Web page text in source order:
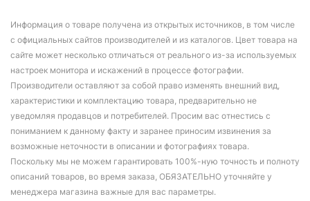
Информация о товаре получена из открытых источников, в том числе
с официальных сайтов производителей и из каталогов. Цвет товара на
сайте может несколько отличаться от реального из-за используемых
настроек монитора и искажений в процессе фотографии.
Производители оставляют за собой право изменять внешний вид,
характеристики и комплектацию товара, предварительно не
уведомляя продавцов и потребителей. Просим вас отнестись с
пониманием к данному факту и заранее приносим извинения за
возможные неточности в описании и фотографиях товара.
Поскольку мы не можем гарантировать 100%-ную точность и полноту
описаний товаров, во время заказа, ОБЯЗАТЕЛЬНО уточняйте у
менеджера магазина важные для вас параметры.